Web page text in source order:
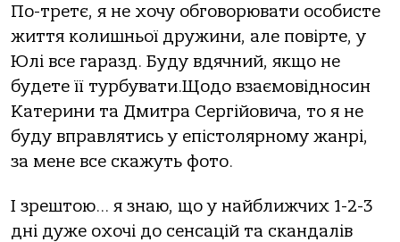
По-третє, я не хочу обговорювати особисте
життя колишньої дружини, але повірте, у
Юлі все гаразд. Буду вдячний, якщо не
будете її турбувати.Щодо взаємовідносин
Катерини та Дмитра Сергійовича, то я не
буду вправлятись у епістолярному жанрі,
за мене все скажуть фото.
І зрештою… я знаю, що у найближчих 1-2-3
дні дуже охочі до сенсацій та скандалів